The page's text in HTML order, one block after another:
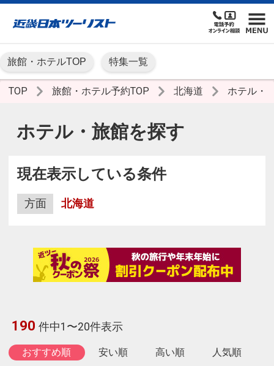
旅館・ホテルTOP 特集一覧
TOP 旅館・ホテル予約TOP 北海道 ホテル・
ホテル・旅館を探す
現在表示している条件
方面 北海道
190 件中1〜20件表示
おすすめ順 安い順 高い順 人気順